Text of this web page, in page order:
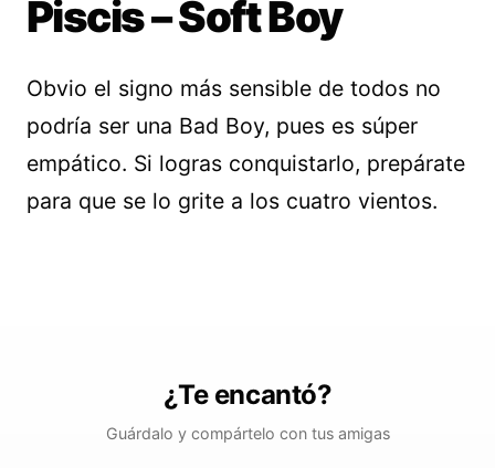
Piscis – Soft Boy
Obvio el signo más sensible de todos no
podría ser una Bad Boy, pues es súper
empático. Si logras conquistarlo, prepárate
para que se lo grite a los cuatro vientos.
¿Te encantó?
Guárdalo y compártelo con tus amigas